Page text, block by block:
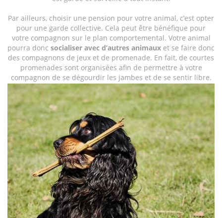
Par ailleurs, choisir une pension pour votre animal, c’est opter
pour une garde collective. Cela peut être bénéfique pour
votre compagnon sur le plan comportemental. Votre animal
pourra donc socialiser avec d’autres animaux et se faire donc
des compagnons de jeux et de promenade. En fait, de courtes
promenades sont organisées afin de permettre à votre
compagnon de se dégourdir les jambes et de se sentir libre.